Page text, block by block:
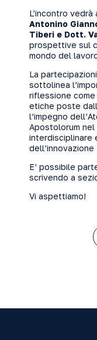
L’incontro vedrà
Antonino
Tiberi e Dott.
prospettive sul
mondo del
La
sottolinea
riflessione
etiche poste
l’impegno
Apostolorum
interdisciplinare
E’ possibile
scrivendo a
Vi aspettiamo!